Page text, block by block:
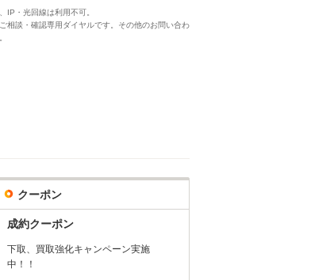
IP・光回線は利用不可。
相談・確認専用ダイヤルです。その他のお問い合わ
クーポン
成約クーポン
下取、買取強化キャンペーン実施
中！！